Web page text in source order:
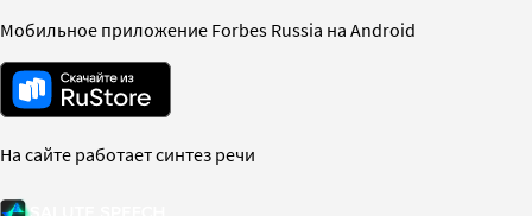
Мобильное приложение Forbes Russia на Android
На сайте работает синтез речи